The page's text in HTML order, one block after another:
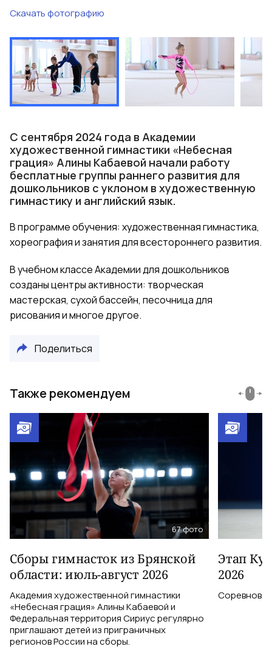
Скачать фотографию
С сентября 2024 года в Академии
художественной гимнастики «Небесная
грация» Алины Кабаевой начали работу
бесплатные группы раннего развития для
дошкольников с уклоном в художественную
гимнастику и английский язык.
В программе обучения: художественная гимнастика,
хореография и занятия для всестороннего развития.
В учебном классе Академии для дошкольников
созданы центры активности: творческая
мастерская, сухой бассейн, песочница для
рисования и многое другое.
Поделиться
Также рекомендуем
67фото
Сборы гимнасток из Брянской
области: июль-август 2026
Академия художественной гимнастики
«Небесная грация» Алины Кабаевой и
Федеральная территория Сириус регулярно
приглашают детей из приграничных
регионов России на сборы.
Этап
2026